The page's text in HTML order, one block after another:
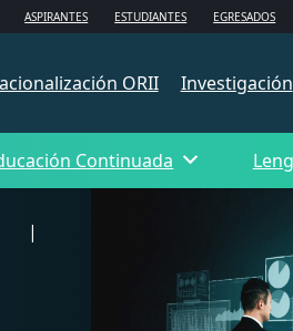
ASPIRANTES ESTUDIANTES EGRESADOS
ORII Investigación
Continuada
|